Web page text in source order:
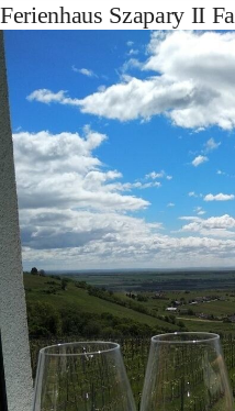
Ferienhaus Szapary II